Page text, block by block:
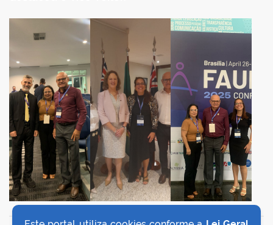
portal